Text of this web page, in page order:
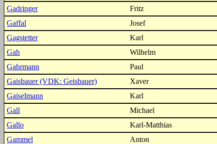
Gadringer
Fritz
Gaffal
Josef
Gagstetter
Karl
Gah
Wilhelm
Gahrmann
Paul
Gaisbauer (VDK: Geisbauer)
Xaver
Gaiselmann
Karl
Gall
Michael
Gallo
Karl-Matthias
Gammel
Anton